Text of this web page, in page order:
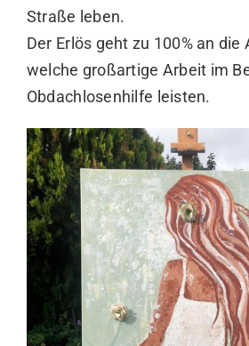
Straße leben.
Der Erlös geht zu 100% an die
welche großartige Arbeit im
Obdachlosenhilfe leisten.